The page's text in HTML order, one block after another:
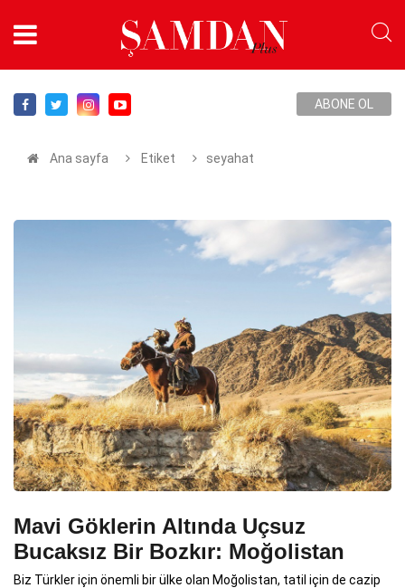
ABONE OL
Ana sayfa Etiket seyahat
Mavi Göklerin Altında Uçsuz
Bucaksız Bir Bozkır: Moğolistan
Biz Türkler için önemli bir ülke olan Moğolistan, tatil için de cazip